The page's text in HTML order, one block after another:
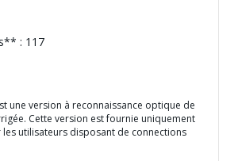
: 117
une version à reconnaissance optique de
Cette version est fournie uniquement
utilisateurs disposant de connections